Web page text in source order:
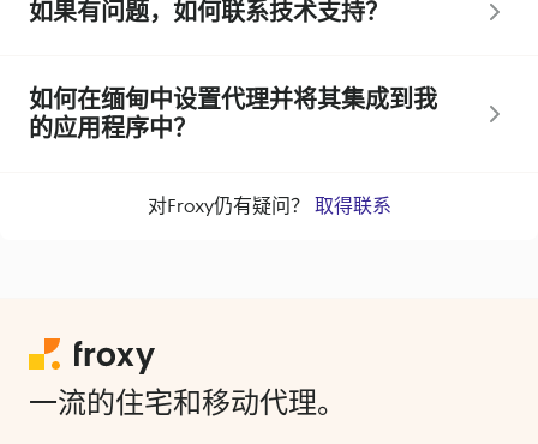
如果有问题，如何联系技术支持？
如何在缅甸中设置代理并将其集成到我
的应用程序中？
对Froxy仍有疑问？ 取得联系
一流的住宅和移动代理。